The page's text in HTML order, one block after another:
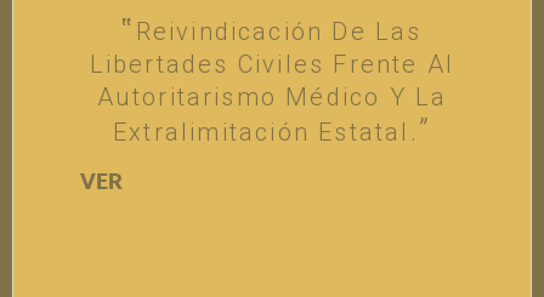
Reivindicación De Las
Libertades Civiles Frente Al
Autoritarismo Médico Y La
Extralimitación Estatal.
VER